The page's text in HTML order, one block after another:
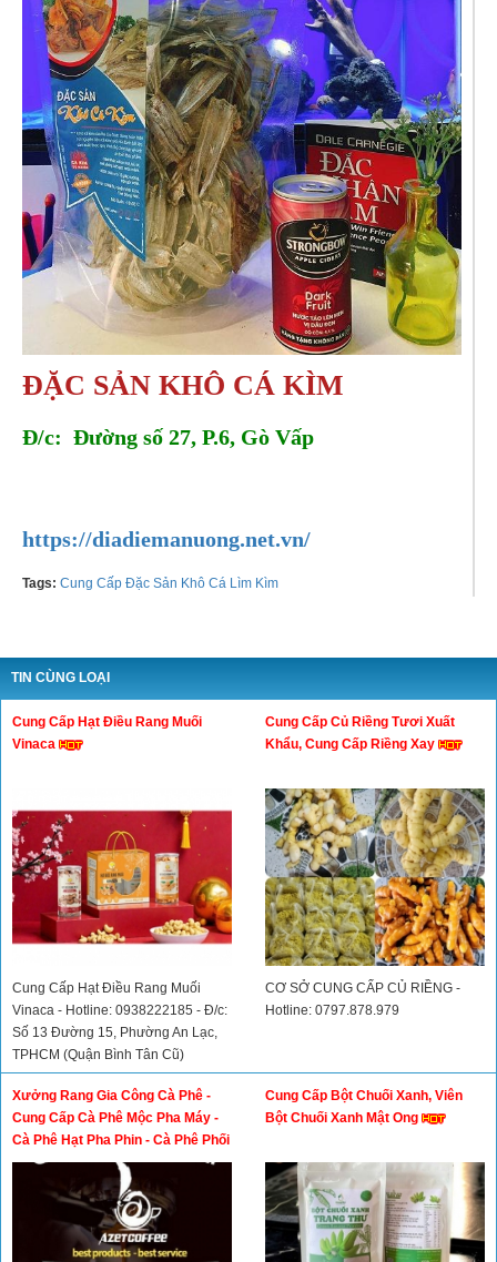
ĐẶC SẢN KHÔ CÁ KÌM
Đ/c: Đường số 27, P.6, Gò Vấp
https://diadiemanuong.net.vn/
Tags: Cung Cấp Đặc Sản Khô Cá Lìm Kìm
TIN CÙNG LOẠI
Cung Cấp Hạt Điều Rang Muối
Vinaca
Cung Cấp Hạt Điều Rang Muối
Vinaca - Hotline: 0938222185 - Đ/c:
Số 13 Đường 15, Phường An Lạc,
TPHCM (Quận Bình Tân Cũ)
Cung Cấp Củ Riềng Tươi Xuất
Khẩu, Cung Cấp Riềng Xay
CƠ SỞ CUNG CẤP CỦ RIỀNG -
Hotline: 0797.878.979
Xưởng Rang Gia Công Cà Phê -
Cung Cấp Cà Phê Mộc Pha Máy -
Cà Phê Hạt Pha Phin - Cà Phê Phối
Gu - Cà Phê Rang Giá Sỉ - Cà Phê
Nhân Xanh
Cung Cấp Bột Chuối Xanh, Viên
Bột Chuối Xanh Mật Ong